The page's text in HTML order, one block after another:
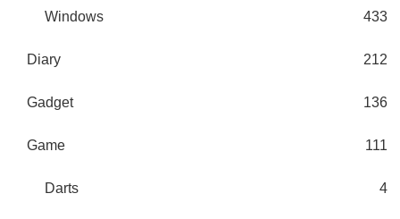
Windows 433
Diary 212
Gadget 136
Game 111
Darts 4